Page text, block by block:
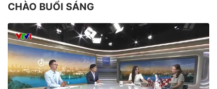
CHÀO BUỔI SÁNG